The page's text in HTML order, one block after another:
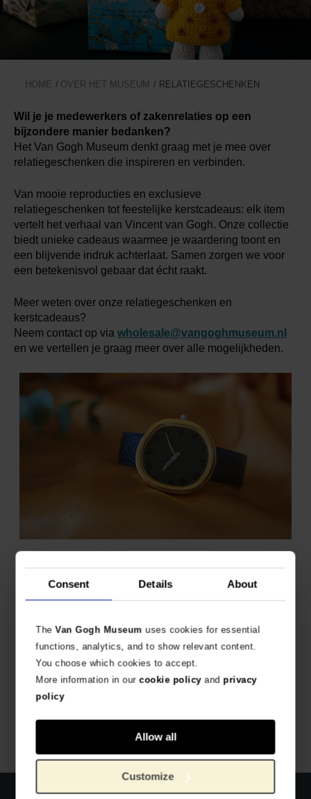
Consent Details About
TheVan Gogh Museum uses cookies for essential
functions, analytics, and to show relevant content.
You choose which cookies to accept.
More information in ourcookie policyand privacy
policy
Allow all
Customize
Cadeaus
HOME OVER HET MUSEUM RELATIEGESCHENKEN
Wil je je medewerkers of zakenrelaties op een
bijzondere manier bedanken?
Het Van Gogh Museum denkt graag met je mee over
relatiegeschenken die inspireren en verbinden.
Van mooie reproducties en exclusieve
relatiegeschenken tot feestelijke kerstcadeaus: elk item
vertelt het verhaal van Vincent van Gogh. Onze collectie
biedt unieke cadeaus waarmee je waardering toont en
een blijvende indruk achterlaat. Samen zorgen we voor
een betekenisvol gebaar dat écht raakt.
Meer weten over onze relatiegeschenken en
kerstcadeaus?
Neem contact op via wholesale@vangoghmuseum.nl
en we vertellen je graag meer over alle mogelijkheden.
Officiële webshop Van Gogh Museum
Veilig betalen